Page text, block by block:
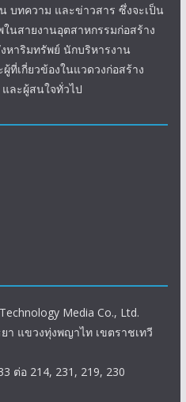
บทความ และข่าวสาร ซึ่งจะเป็น
นสายงานอุตสาหกรรมก่อสร้าง
าริมทรัพย์ นักบริหารงาน
เกี่ยวข้องในแวดวงก่อสร้าง
ละผู้สนใจทั่วไป
Media Co., Ltd.
า แขวงทุ่งพญาไท เขตราชเทวี
ต่อ 214, 231, 219, 230